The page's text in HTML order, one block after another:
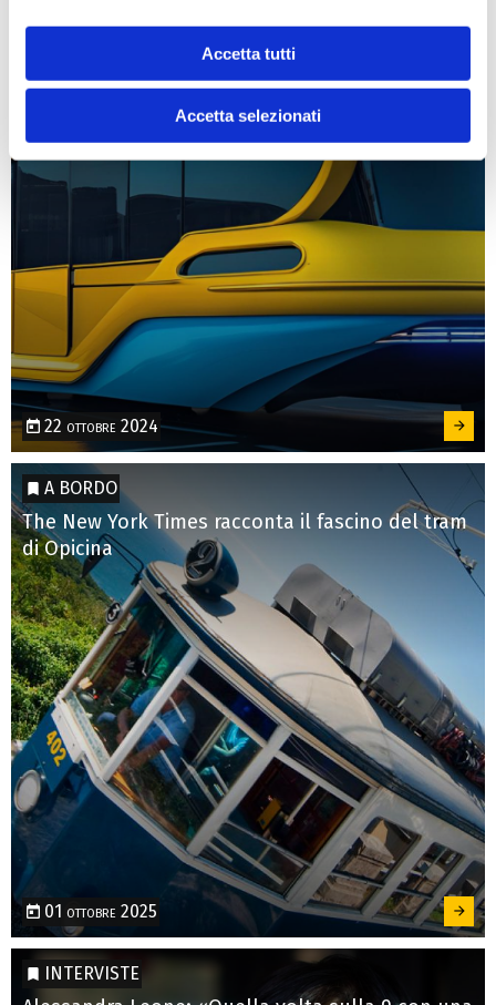
Accetta tutti
Accetta selezionati
Come ti immagini gli autobus del futuro?
Condividi la tua visione e vinci
22 ottobre 2024
A BORDO
The New York Times racconta il fascino del tram
di Opicina
01 ottobre 2025
INTERVISTE